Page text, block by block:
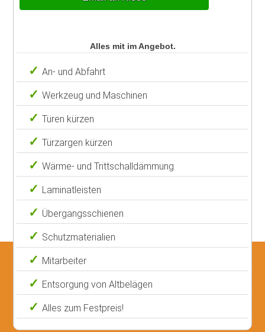
Alles mit im Angebot.
An- und Abfahrt
Werkzeug und Maschinen
Türen kürzen
Türzargen kürzen
Wärme- und Trittschalldämmung
Laminatleisten
Übergangsschienen
Schutzmaterialien
Mitarbeiter
Entsorgung von Altbelägen
Alles zum Festpreis!